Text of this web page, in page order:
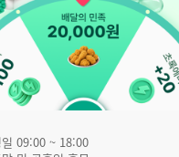
일 09:00 ~ 18:00